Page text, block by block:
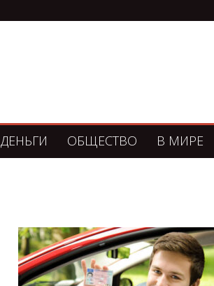
ДЕНЬГИ ОБЩЕСТВО В МИРЕ